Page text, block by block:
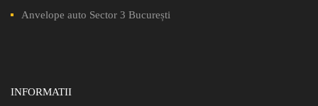
Anvelope auto Sector 3 București
INFORMATII